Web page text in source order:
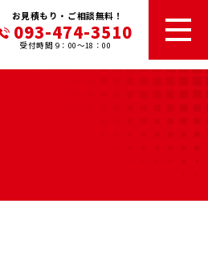
お見積もり・ご相談無料！
093-474-3510
受付時間 9：00～18：00